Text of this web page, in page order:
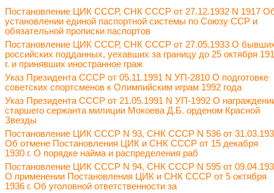
Постановление ЦИК СССР, СНК СССР от 27.12.1932 N 1917
установлении единой паспортной системы по Союзу ССР и
обязательной прописки паспортов
Постановление ЦИК СССР, СНК СССР от 27.05.1933 О
российских подданных, уехавших за границу до 25 октября
г. и принявших иностранное граж
Указ Президента СССР от 05.11.1991 N УП-2810 О подготовке
советских спортсменов к Олимпийским играм 1992 года
Указ Президента СССР от 21.05.1991 N УП-1992 О
старшего сержанта милиции Мокоева Д.Б. орденом Красной
Звезды
Постановление ЦИК СССР N 93, СНК СССР N 536 от
Об отмене Постановления ЦИК и СНК СССР от 15 декабря
1930 г. О порядке найма и распределения раб
Постановление ЦИК СССР N 94, СНК СССР N 595 от
О применении Постановления ЦИК и СНК СССР от 5 октября
1936 г. Об уголовной ответственности за